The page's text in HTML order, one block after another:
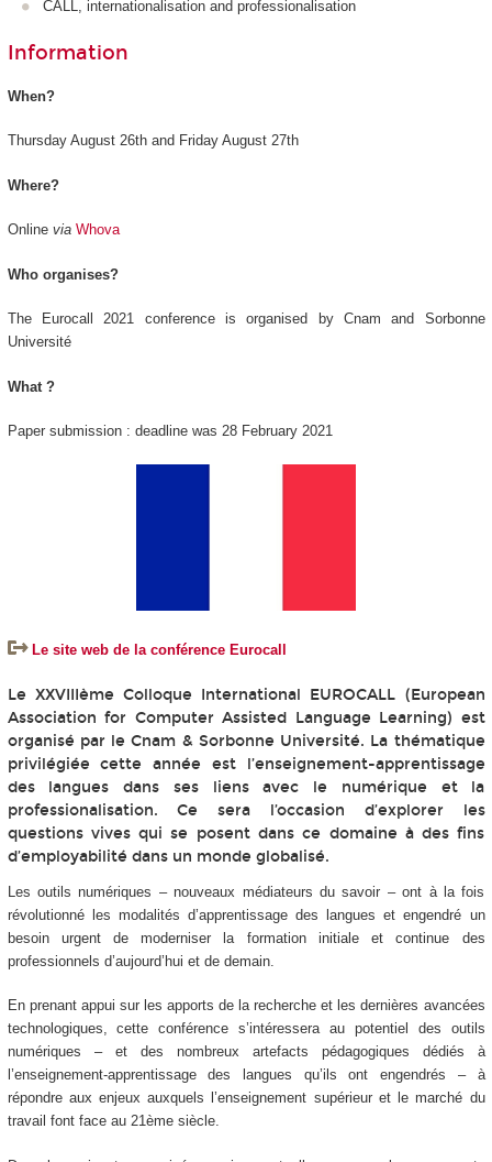
CALL, internationalisation and professionalisation
Information
When?
Thursday August 26th and Friday August 27th
Where?
Online via Whova
Who organises?
The Eurocall 2021 conference is organised by Cnam and Sorbonne
Université
What ?
Paper submission : deadline was 28 February 2021
Le site web de la conférence Eurocall
Le XXVIIIème Colloque International EUROCALL (European
Association for Computer Assisted Language Learning) est
organisé par le Cnam & Sorbonne Université. La thématique
privilégiée cette année est l’enseignement-apprentissage
des langues dans ses liens avec le numérique et la
professionalisation. Ce sera l’occasion d’explorer les
questions vives qui se posent dans ce domaine à des fins
d’employabilité dans un monde globalisé.
Les outils numériques – nouveaux médiateurs du savoir – ont à la fois
révolutionné les modalités d’apprentissage des langues et engendré un
besoin urgent de moderniser la formation initiale et continue des
professionnels d’aujourd’hui et de demain.
En prenant appui sur les apports de la recherche et les dernières avancées
technologiques, cette conférence s’intéressera au potentiel des outils
numériques – et des nombreux artefacts pédagogiques dédiés à
l’enseignement-apprentissage des langues qu’ils ont engendrés – à
répondre aux enjeux auxquels l’enseignement supérieur et le marché du
travail font face au 21ème siècle.